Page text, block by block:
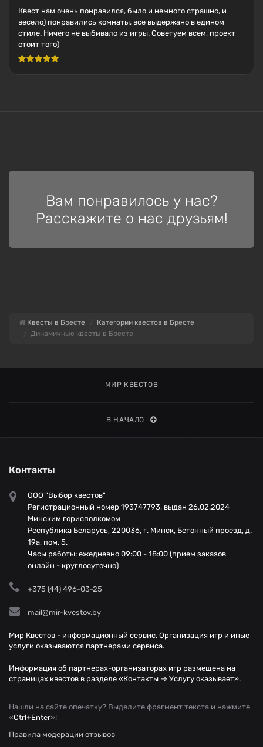
Квест нам очень понравился, было и немного страшно, и
весело) понравились комнаты, все выдержано в едином
стиле. Ничего не выбивало из игры. Советуем всем, проект
стоит того)
Вам понравилось у нас?
Расскажите о нас друзьям!
Квесты в Бресте
Категории квестов в Бресте
Динамичные квесты в Бресте
МИР КВЕСТОВ
В НАЧАЛО
Контакты
ООО "Выбор квестов"
Регистрационный номер 193747793, выдан 26.02.2024
Минским горисполкомом
Республика Беларусь, 220036, г. Минск, Бетонный проезд, д.
19а, пом. 5.
Часы работы: ежедневно 09:00 - 18:00 (прием заказов
онлайн - круглосуточно)
+375 (44) 496-03-25
mail@mir-kvestov.by
Мир Квестов - информационный сервис. Организация игр и иные
услуги оказываются партнерами сервиса.
Информация об партнерах-организаторах игр размещена на
страницах квестов в разделе «Контакты → Услугу оказывает».
Нашли на сайте опечатку? Выделите фрагмент текста и нажмите
«Ctrl+Enter»!
Правила модерации отзывов